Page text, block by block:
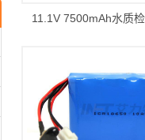
11.1V 7500mAh水质